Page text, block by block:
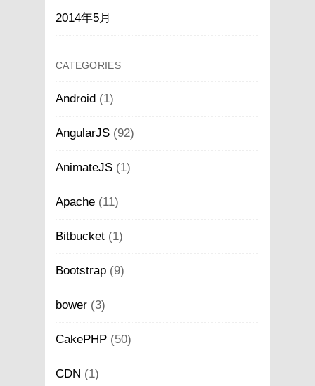
2014年5月
CATEGORIES
Android (1)
AngularJS (92)
AnimateJS (1)
Apache (11)
Bitbucket (1)
Bootstrap (9)
bower (3)
CakePHP (50)
CDN (1)